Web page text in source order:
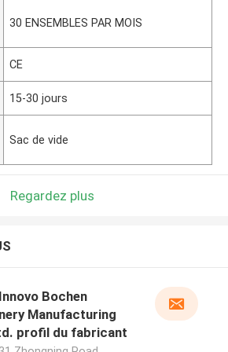
30 ENSEMBLES PAR MOIS
CE
15-30 jours
Sac de vide
Regardez plus
Bochen
Manufacturing
profil du fabricant